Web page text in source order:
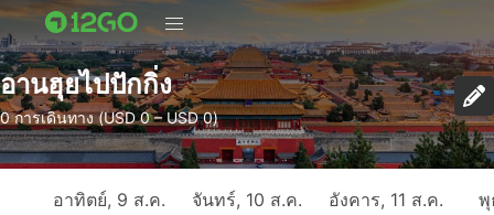
อานฮุยไปปักกิ่ง
0 การเดินทาง (USD 0 – USD 0)
อาทิตย์, 9 ส.ค. จันทร์, 10 ส.ค. อังคาร, 11 ส.ค. พุ